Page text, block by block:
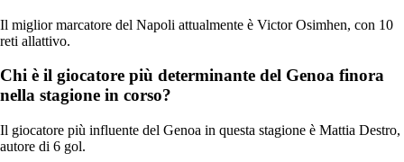
Il miglior marcatore del Napoli attualmente è Victor Osimhen, con 10
reti allattivo.
Chi è il giocatore più determinante del Genoa finora
nella stagione in corso?
Il giocatore più influente del Genoa in questa stagione è Mattia Destro,
autore di 6 gol.